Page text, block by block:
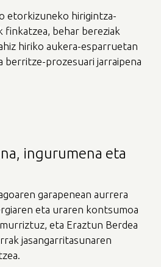
etorkizuneko hirigintza-
finkatzea, behar bereziak
hiriko aukera-esparruetan
berritze-prozesuari jarraipena
ingurumena eta
garapenean aurrera
eta uraren kontsumoa
eta Eraztun Berdea
jasangarritasunaren